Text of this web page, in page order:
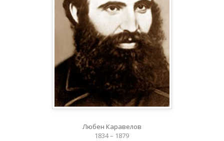
Любен Каравелов
1834 – 1879